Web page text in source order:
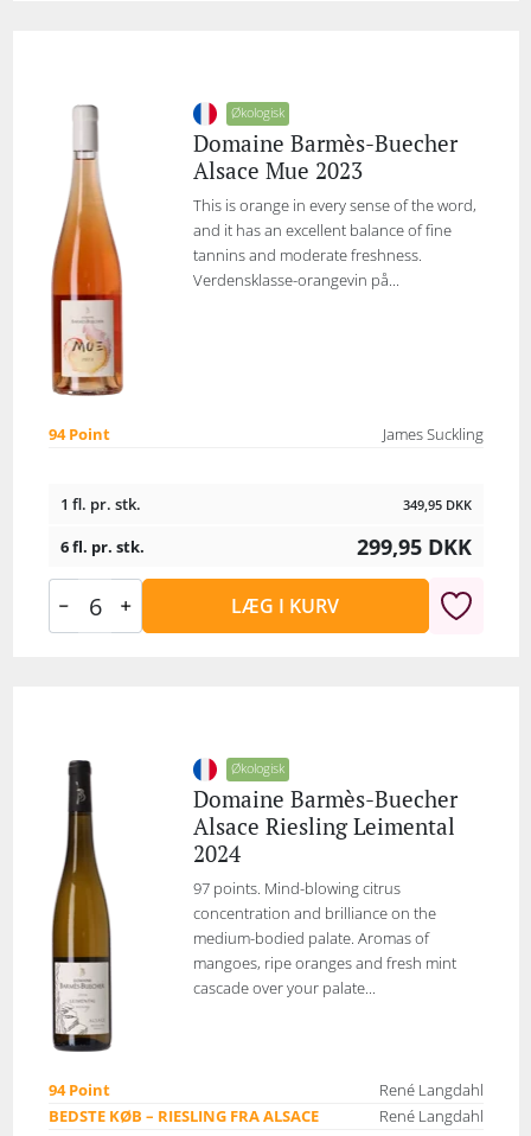
Økologisk
Domaine Barmès-Buecher
Alsace Mue 2023
This is orange in every sense of the word,
and it has an excellent balance of fine
tannins and moderate freshness.
Verdensklasse-orangevin på...
94 Point James Suckling
1 fl. pr. stk. 349,95 DKK
6 fl. pr. stk. 299,95 DKK
LÆG I KURV
Økologisk
Domaine Barmès-Buecher
Alsace Riesling Leimental
2024
97 points. Mind-blowing citrus
concentration and brilliance on the
medium-bodied palate. Aromas of
mangoes, ripe oranges and fresh mint
cascade over your palate...
94 Point
René Langdahl
BEDSTE KØB – RIESLING FRA ALSACE
René Langdahl